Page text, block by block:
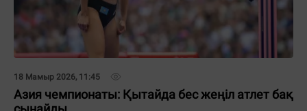
18 Мамыр 2026, 11:45
Азия чемпионаты: Қытайда бес жеңіл атлет бақ